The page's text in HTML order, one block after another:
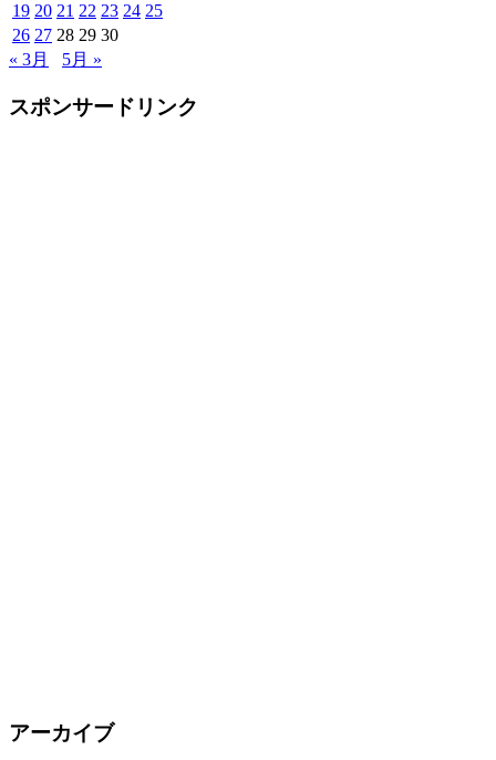
19 20 21 22 23 24 25
26 27 28 29 30
« 3月
5月 »
スポンサードリンク
アーカイブ